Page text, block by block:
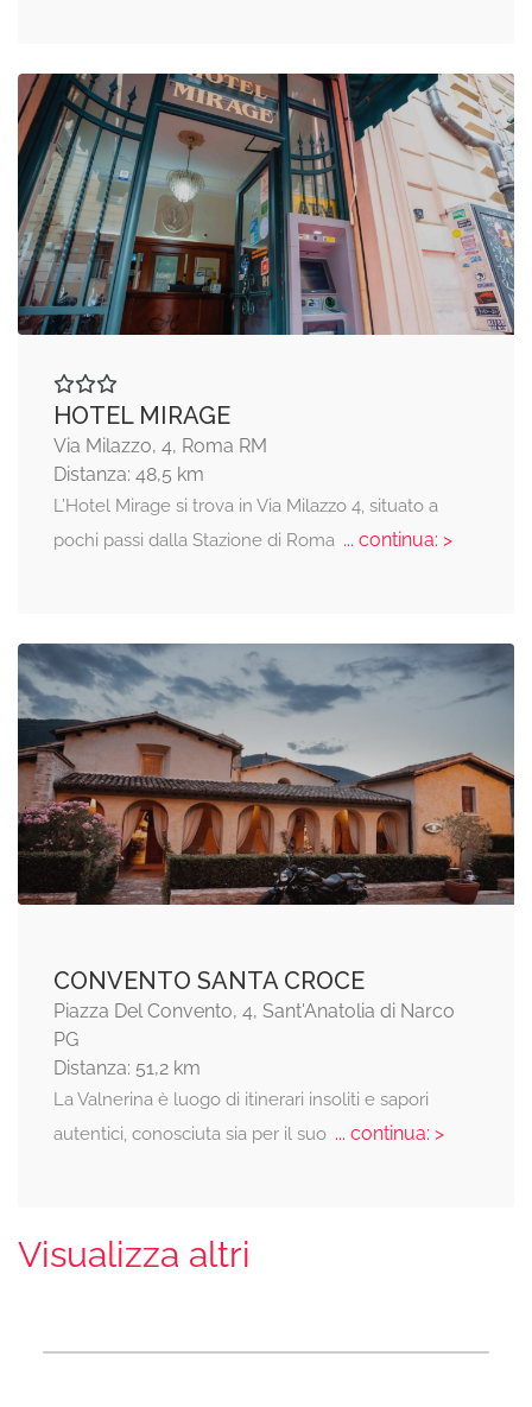
HOTEL MIRAGE
Via Milazzo, 4, Roma RM
Distanza: 48,5 km
L’Hotel Mirage si trova in Via Milazzo 4, situato a
pochi passi dalla Stazione di Roma... continua: >
CONVENTO SANTA CROCE
Piazza Del Convento, 4, Sant'Anatolia di Narco
PG
Distanza: 51,2 km
La Valnerina è luogo di itinerari insoliti e sapori
autentici, conosciuta sia per il suo... continua: >
Visualizza altri